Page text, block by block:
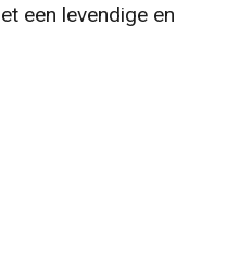
een levendige en